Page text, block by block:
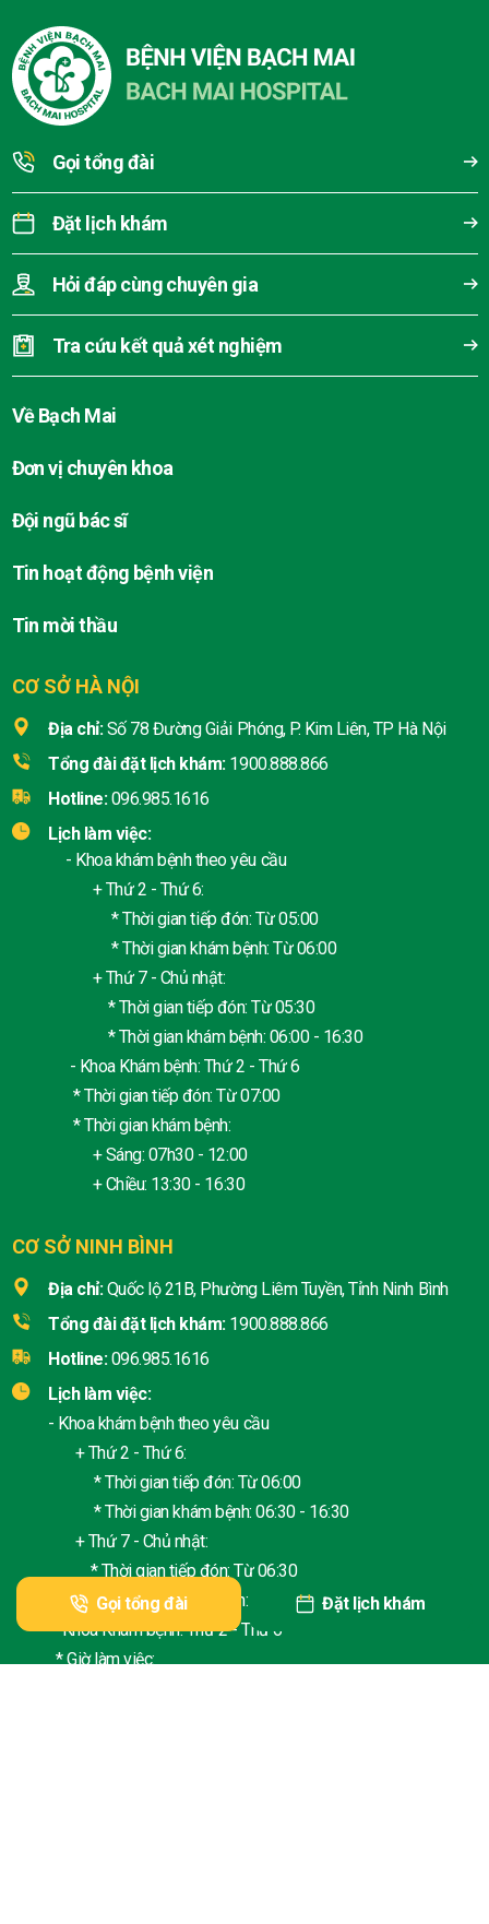
Gọi tổng đài Đặt lịch khám
CƠ SỞ HÀ NỘI
Địa chỉ: Số 78 Đường Giải Phóng, P. Kim Liên, TP Hà Nội
Tổng đài đặt lịch khám: 1900.888.866
Hotline: 096.985.1616
Lịch làm việc:
- Khoa khám bệnh theo yêu cầu
+ Thứ 2 - Thứ 6:
* Thời gian tiếp đón: Từ 05:00
* Thời gian khám bệnh: Từ 06:00
+ Thứ 7 - Chủ nhật:
* Thời gian tiếp đón: Từ 05:30
* Thời gian khám bệnh: 06:00 - 16:30
- Khoa Khám bệnh: Thứ 2 - Thứ 6
* Thời gian tiếp đón: Từ 07:00
* Thời gian khám bệnh:
+ Sáng: 07h30 - 12:00
+ Chiều: 13:30 - 16:30
CƠ SỞ NINH BÌNH
Địa chỉ: Quốc lộ 21B, Phường Liêm Tuyền, Tỉnh Ninh Bình
Tổng đài đặt lịch khám: 1900.888.866
Hotline: 096.985.1616
Lịch làm việc:
- Khoa khám bệnh theo yêu cầu
+ Thứ 2 - Thứ 6:
* Thời gian tiếp đón: Từ 06:00
* Thời gian khám bệnh: 06:30 - 16:30
+ Thứ 7 - Chủ nhật:
* Thời gian tiếp đón: Từ 06:30
* Thời gian khám bệnh: 07:00 - 16:30
- Khoa Khám bệnh: Thứ 2 - Thứ 6
* Giờ làm việc:
Gọi tổng đài
Đặt lịch khám
Hỏi đáp cùng chuyên gia
Tra cứu kết quả xét nghiệm
Về Bạch Mai
Đơn vị chuyên khoa
Đội ngũ bác sĩ
Tin hoạt động bệnh viện
Tin mời thầu